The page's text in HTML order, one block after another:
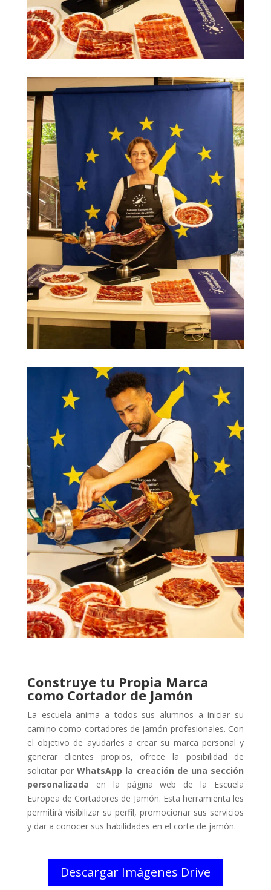
Construye tu Propia Marca
como Cortador de Jamón
La escuela anima a todos sus alumnos a iniciar su
camino como cortadores de jamón profesionales. Con
el objetivo de ayudarles a crear su marca personal y
generar clientes propios, ofrece la posibilidad de
solicitar porWhatsApp la creación de una sección
personalizada en la página web de la Escuela
Europea de Cortadores de Jamón. Esta herramienta les
permitirá visibilizar su perfil, promocionar sus servicios
y dar a conocer sus habilidades en el corte de jamón.
Descargar Imágenes Drive